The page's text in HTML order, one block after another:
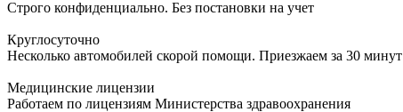
Строго конфиденциально. Без постановки на учет
Круглосуточно
Несколько автомобилей скорой помощи. Приезжаем за 30 минут
Медицинские лицензии
Работаем по лицензиям Министерства здравоохранения